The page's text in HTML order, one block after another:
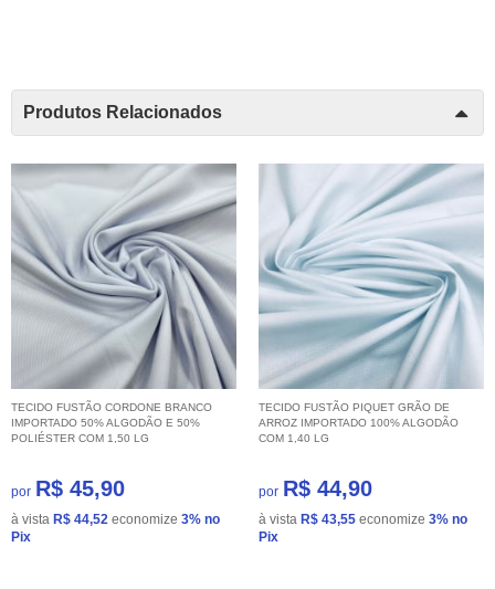
Produtos Relacionados
TECIDO FUSTÃO CORDONE BRANCO
IMPORTADO 50% ALGODÃO E 50%
POLIÉSTER COM 1,50 LG
por R$ 45,90
à vista R$ 44,52 economize 3% no
Pix
TECIDO FUSTÃO PIQUET GRÃO DE
ARROZ IMPORTADO 100% ALGODÃO
COM 1,40 LG
por R$ 44,90
à vista R$ 43,55 economize 3% no
Pix